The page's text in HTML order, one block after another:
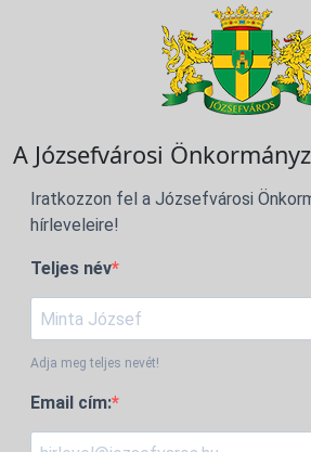
A Józsefvárosi
Iratkozzon fel a Józsefvárosi
hírleveleire!
Teljes név
Adja meg teljes nevét!
Email cím: